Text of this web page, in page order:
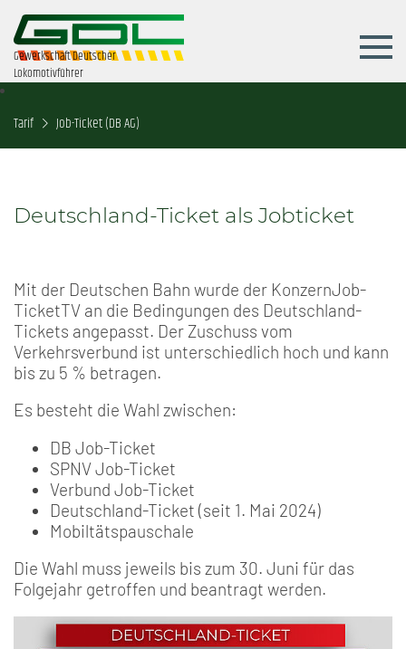
Gewerkschaft Deutscher
Lokomotivführer
Tarif Job-Ticket (DB AG)
Deutschland-Ticket als Jobticket
Mit der Deutschen Bahn wurde der KonzernJob-
TicketTV an die Bedingungen des Deutschland-
Tickets angepasst. Der Zuschuss vom
Verkehrsverbund ist unterschiedlich hoch und kann
bis zu 5 % betragen.
Es besteht die Wahl zwischen:
DB Job-Ticket
SPNV Job-Ticket
Verbund Job-Ticket
Deutschland-Ticket (seit 1. Mai 2024)
Mobiltätspauschale
Die Wahl muss jeweils bis zum 30. Juni für das
Folgejahr getroffen und beantragt werden.